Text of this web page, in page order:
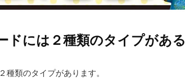
ドには２種類のタイプがある
種類のタイプがあります。